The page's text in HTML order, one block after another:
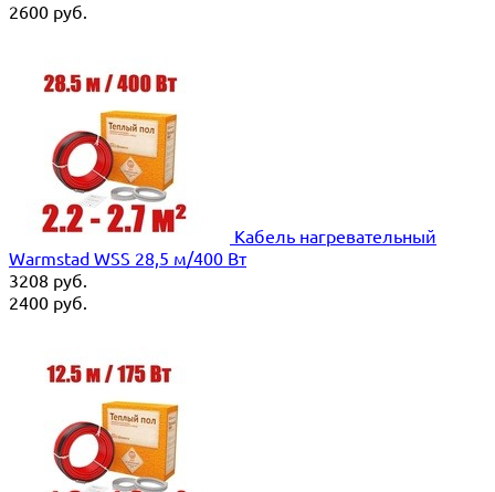
2600 руб.
Кабель нагревательный
Warmstad WSS 28,5 м/400 Вт
3208 руб.
2400 руб.